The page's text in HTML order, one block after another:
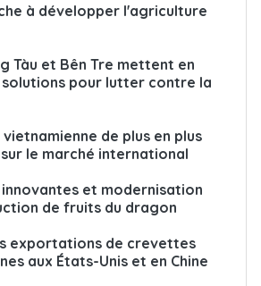
à développer l'agriculture
Tàu et Bên Tre mettent en
pour lutter contre la
de plus en plus
le marché international
et modernisation
de fruits du dragon
exportations de crevettes
aux États-Unis et en Chine